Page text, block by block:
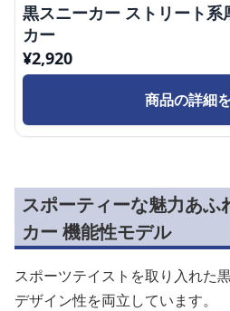
黒スニーカー ストリート系
カー
¥2,920
商品の詳細
スポーティーな魅力あふ
カー 機能性モデル
スポーツテイストを取り入れた
デザイン性を両立しています。